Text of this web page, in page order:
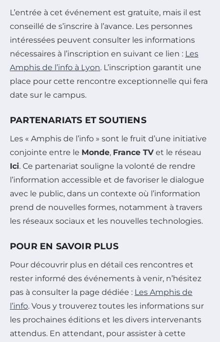
L’entrée à cet événement est gratuite, mais il est
conseillé de s’inscrire à l’avance. Les personnes
intéressées peuvent consulter les informations
nécessaires à l’inscription en suivant ce lien : Les
Amphis de l’info à Lyon. L’inscription garantit une
place pour cette rencontre exceptionnelle qui fera
date sur le campus.
PARTENARIATS ET SOUTIENS
Les « Amphis de l’info » sont le fruit d’une initiative
conjointe entre le Monde, France TV et le réseau
Ici. Ce partenariat souligne la volonté de rendre
l’information accessible et de favoriser le dialogue
avec le public, dans un contexte où l’information
prend de nouvelles formes, notamment à travers
les réseaux sociaux et les nouvelles technologies.
POUR EN SAVOIR PLUS
Pour découvrir plus en détail ces rencontres et
rester informé des événements à venir, n’hésitez
pas à consulter la page dédiée : Les Amphis de
l’info. Vous y trouverez toutes les informations sur
les prochaines éditions et les divers intervenants
attendus. En attendant, pour assister à cette